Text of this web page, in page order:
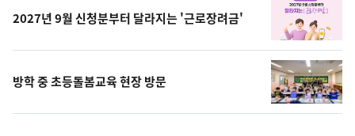
2027년 9월 신청분부터 달라지는 '근로장려금'
방학 중 초등돌봄교육 현장 방문